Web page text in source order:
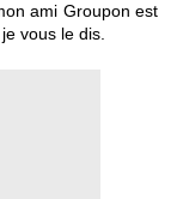
ami Groupon est
vous le dis.